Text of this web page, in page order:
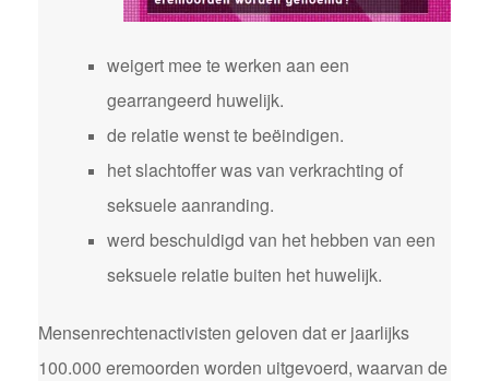
weigert mee te werken aan een
gearrangeerd huwelijk.
de relatie wenst te beëindigen.
het slachtoffer was van verkrachting of
seksuele aanranding.
werd beschuldigd van het hebben van een
seksuele relatie buiten het huwelijk.
Mensenrechtenactivisten geloven dat er jaarlijks
100.000 eremoorden worden uitgevoerd, waarvan de